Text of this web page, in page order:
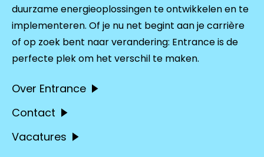
duurzame energieoplossingen te ontwikkelen en te
implementeren. Of je nu net begint aan je carrière
of op zoek bent naar verandering: Entrance is de
perfecte plek om het verschil te maken.
Over Entrance
Contact
Vacatures